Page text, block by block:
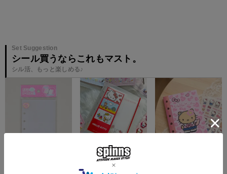
Set Suggestion
シール買うならこれもマスト。
シル活、もっと楽しめる♪